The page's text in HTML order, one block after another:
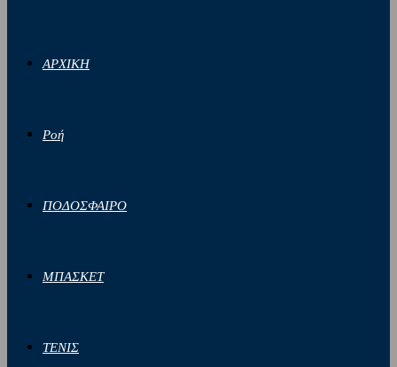
ΑΡΧΙΚΗ
Ροή
ΠΟΔΟΣΦΑΙΡΟ
ΜΠΑΣΚΕΤ
ΤΕΝΙΣ